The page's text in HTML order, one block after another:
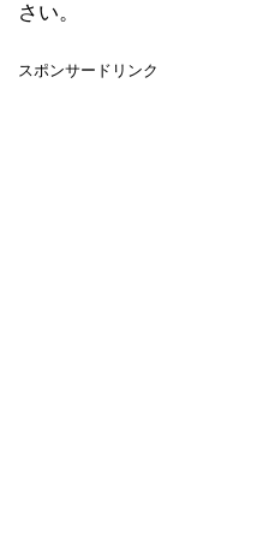
さい。
スポンサードリンク